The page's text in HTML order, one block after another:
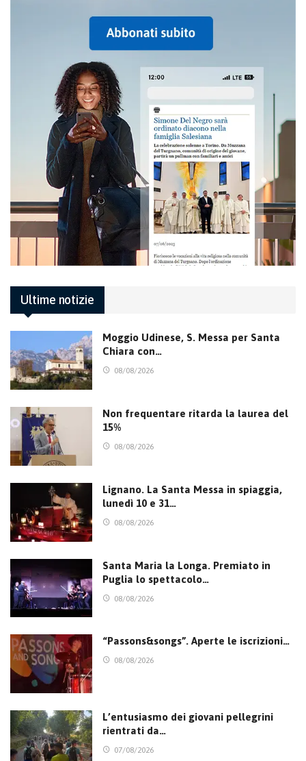
Ultime notizie
Moggio Udinese, S. Messa per Santa
Chiara con…
08/08/2026
Non frequentare ritarda la laurea del
15%
08/08/2026
Lignano. La Santa Messa in spiaggia,
lunedì 10 e 31…
08/08/2026
Santa Maria la Longa. Premiato in
Puglia lo spettacolo…
08/08/2026
“Passons&songs”. Aperte le iscrizioni…
08/08/2026
L’entusiasmo dei giovani pellegrini
rientrati da…
07/08/2026